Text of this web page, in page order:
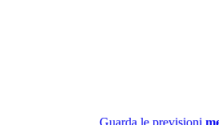
Guarda le previsioni